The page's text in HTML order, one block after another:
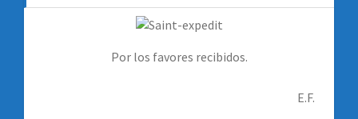
Por los favores recibidos.
E.F.